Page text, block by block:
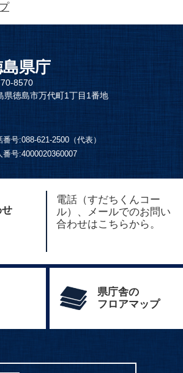
島県庁
8570
県徳島市万代町1丁目1番地
番号:088-621-2500（代表）
番号:4000020360007
電話（すだちくんコー
ル）、メールでのお問い
合わせはこちらから。
県庁舎の
フロアマップ